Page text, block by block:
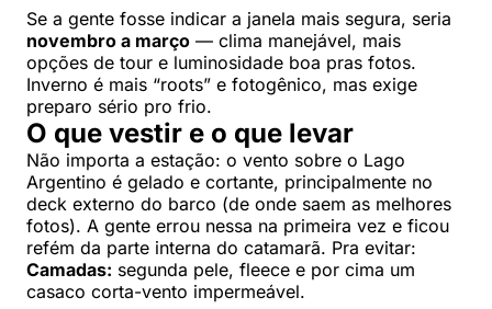
Se a gente fosse indicar a janela mais segura, seria
novembro a março — clima manejável, mais
opções de tour e luminosidade boa pras fotos.
Inverno é mais “roots” e fotogênico, mas exige
preparo sério pro frio.
O que vestir e o que levar
Não importa a estação: o vento sobre o Lago
Argentino é gelado e cortante, principalmente no
deck externo do barco (de onde saem as melhores
fotos). A gente errou nessa na primeira vez e ficou
refém da parte interna do catamarã. Pra evitar:
Camadas: segunda pele, fleece e por cima um
casaco corta-vento impermeável.